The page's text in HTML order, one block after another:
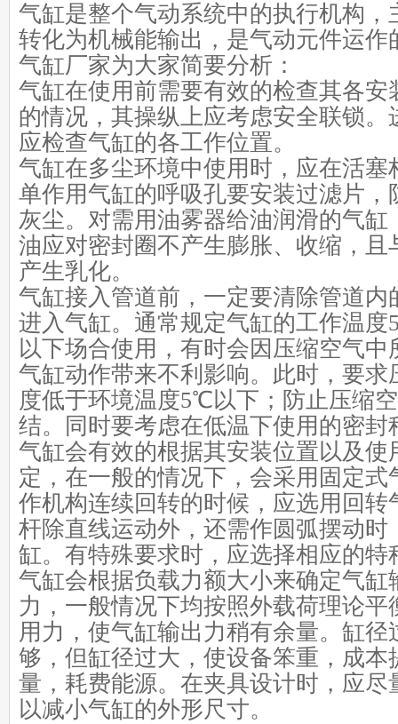
气缸是整个气动系统中的执行机构，
转化为机械能输出，是气动元件运作
气缸厂家为大家简要分析：
气缸在使用前需要有效的检查其各安
的情况，其操纵上应考虑安全联锁。
应检查气缸的各工作位置。
气缸在多尘环境中使用时，应在活塞
单作用气缸的呼吸孔要安装过滤片，
灰尘。对需用油雾器给油润滑的气缸
油应对密封圈不产生膨胀、收缩，且
产生乳化。
气缸接入管道前，一定要清除管道内
进入气缸。通常规定气缸的工作温
以下场合使用，有时会因压缩空气中
气缸动作带来不利影响。此时，要求
度低于环境温度5℃以下；防止压缩
结。同时要考虑在低温下使用的密封
气缸会有效的根据其安装位置以及使
定，在一般的情况下，会采用固定式
作机构连续回转的时候，应选用回转
杆除直线运动外，还需作圆弧摆动时
缸。有特殊要求时，应选择相应的特
气缸会根据负载力额大小来确定气缸
力，一般情况下均按照外载荷理论平
用力，使气缸输出力稍有余量。缸径
够，但缸径过大，使设备笨重，成本
量，耗费能源。在夹具设计时，应尽
以减小气缸的外形尺寸。